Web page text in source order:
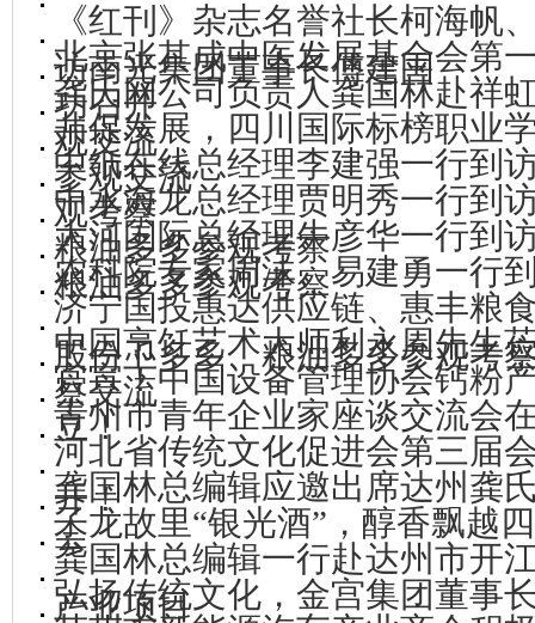
《红刊》杂志名誉社长柯海帆
访南光集团董事长傅建国
北京张其成中医发展基金会第
功召开
龚氏网公司负责人龚国林赴祥
观交流
共促发展，四川国际标榜职业
参观交流
中纸在线总经理李建强一行到
观考察
中水海龙总经理贾明秀一行到
粮油多多参观考察
大河国际总经理牛彦华一行到
粮油多多参观考察
农科院专家周沫、易建勇一行
济宁国投惠达供应链、惠丰粮
股份卫多多、粮油多多参观考
中国烹饪艺术大师利永周先生
察交流
官宣！中国设备管理协会钙粉
立！
青州市青年企业家座谈交流会
河北省传统文化促进会第三届
开！
龚国林总编辑应邀出席达州龚
会
子龙故里“银光酒”，醇香飘越
龚国林总编辑一行赴达州市开
产业项目
弘扬传统文化，金宫集团董事